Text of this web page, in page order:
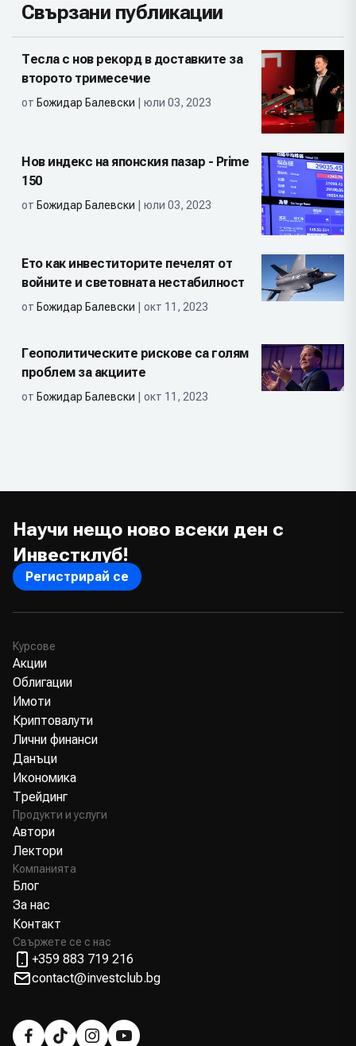
Свързани публикации
Тесла с нов рекорд в доставките за
второто тримесечие
от Божидар Балевски | юли 03, 2023
Нов индекс на японския пазар - Prime
150
от Божидар Балевски | юли 03, 2023
Ето как инвеститорите печелят от
войните и световната нестабилност
от Божидар Балевски | окт 11, 2023
Геополитическите рискове са голям
проблем за акциите
от Божидар Балевски | окт 11, 2023
Научи нещо ново всеки ден с
Инвестклуб!
Регистрирай се
Курсове
Акции
Облигации
Имоти
Криптовалути
Лични финанси
Данъци
Икономика
Трейдинг
Продукти и услуги
Автори
Лектори
Компанията
Блог
За нас
Контакт
Свържете се с нас
+359 883 719 216
contact@investclub.bg